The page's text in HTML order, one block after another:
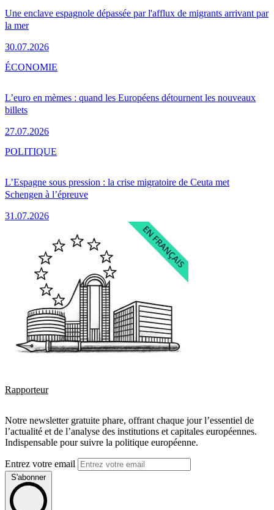
Une enclave espagnole dépassée par l'afflux de migrants arrivant par
la mer
30.07.2026
L’euro en mèmes : quand les Européens détournent les nouveaux
billets
27.07.2026
ÉCONOMIE
L’Espagne sous pression : la crise migratoire de Ceuta met
Schengen à l’épreuve
31.07.2026
POLITIQUE
Rapporteur
Notre newsletter gratuite phare, offrant chaque jour l’essentiel de
l’actualité et de l’analyse des institutions et capitales européennes.
Indispensable pour suivre la politique européenne.
Entrez votre email
S'abonner